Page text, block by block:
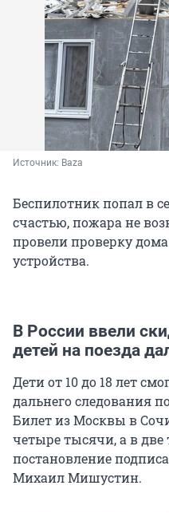
Источник: Baza
Беспилотник попал в
счастью, пожара не
провели проверку
устройства.
В России ввели
детей на поезда
Дети от 10 до 18 лет
дальнего следования
Билет из Москвы в
четыре тысячи, а в две
постановление
Михаил Мишустин.